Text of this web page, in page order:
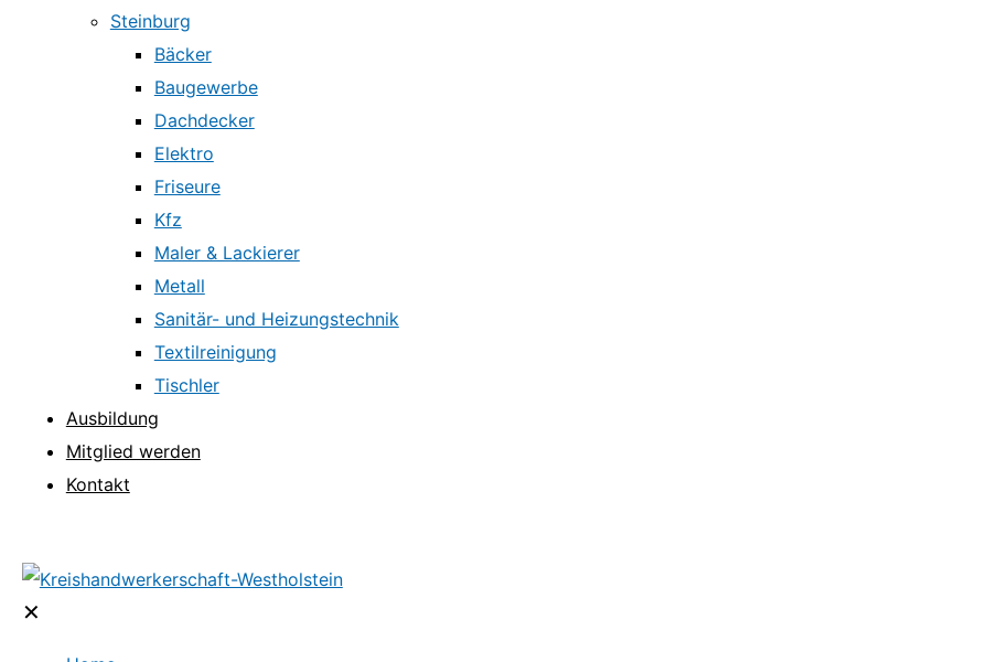
Steinburg
Bäcker
Baugewerbe
Dachdecker
Elektro
Friseure
Kfz
Maler & Lackierer
Metall
Sanitär- und Heizungstechnik
Textilreinigung
Tischler
Ausbildung
Mitglied werden
Kontakt
✕